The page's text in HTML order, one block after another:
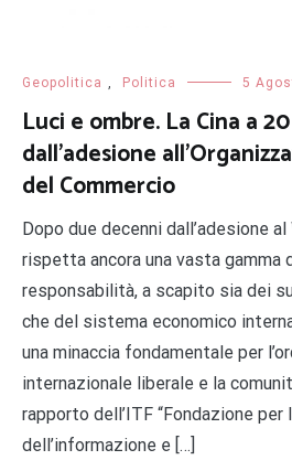
Geopolitica , Politica 5
Luci e ombre. La Cina a
dall’adesione
del Commercio
Dopo due decenni dall’adesione al
rispetta ancora una vasta gamma
responsabilità, a scapito sia dei
che del sistema economico
una minaccia fondamentale per
internazionale liberale e la
rapporto dell’ITF “Fondazione
dell’informazione e […]